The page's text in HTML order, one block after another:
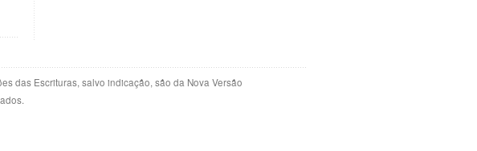
das Escrituras, salvo indicação, são da Nova Versão